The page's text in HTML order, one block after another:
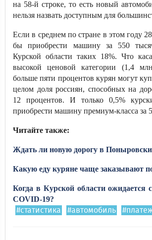
на 58-й строке, то есть новый
нельзя назвать доступным для
Если в среднем по стране в этом году
бы приобрести машину за 550
Курской области таких 18%. Что
высокой ценовой категории (1,4
больше пяти процентов курян могут
целом доля россиян, способных на
12 процентов. И только 0,5%
приобрести машину премиум-класса за
Читайте также:
Ждать ли новую дорогу в
Какую еду куряне чаще заказывают
Когда в Курской области ожидается
COVID-19?
#статистика #автомобиль